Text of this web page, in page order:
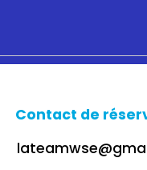
Contact de